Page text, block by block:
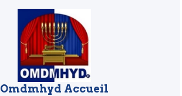
Omdmhyd Accueil